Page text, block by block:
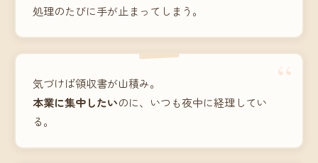
処理のたびに手が止まってしまう。
“
気づけば領収書が山積み。
本業に集中したいのに、いつも夜中に経理してい
る。